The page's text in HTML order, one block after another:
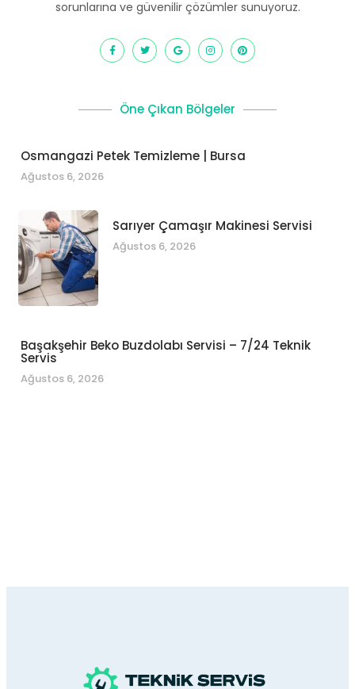
sorunlarına ve güvenilir çözümler sunuyoruz.
Öne Çıkan Bölgeler
Osmangazi Petek Temizleme | Bursa
Ağustos 6, 2026
Sarıyer Çamaşır Makinesi Servisi
Ağustos 6, 2026
Başakşehir Beko Buzdolabı Servisi – 7/24 Teknik
Servis
Ağustos 6, 2026